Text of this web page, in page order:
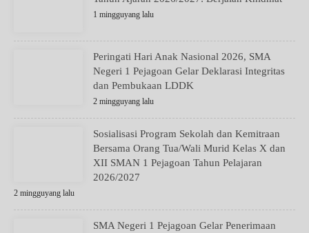
1 mingguyang lalu
Peringati Hari Anak Nasional 2026, SMA
Negeri 1 Pejagoan Gelar Deklarasi Integritas
dan Pembukaan LDDK
2 mingguyang lalu
Sosialisasi Program Sekolah dan Kemitraan
Bersama Orang Tua/Wali Murid Kelas X dan
XII SMAN 1 Pejagoan Tahun Pelajaran
2026/2027
2 mingguyang lalu
SMA Negeri 1 Pejagoan Gelar Penerimaan